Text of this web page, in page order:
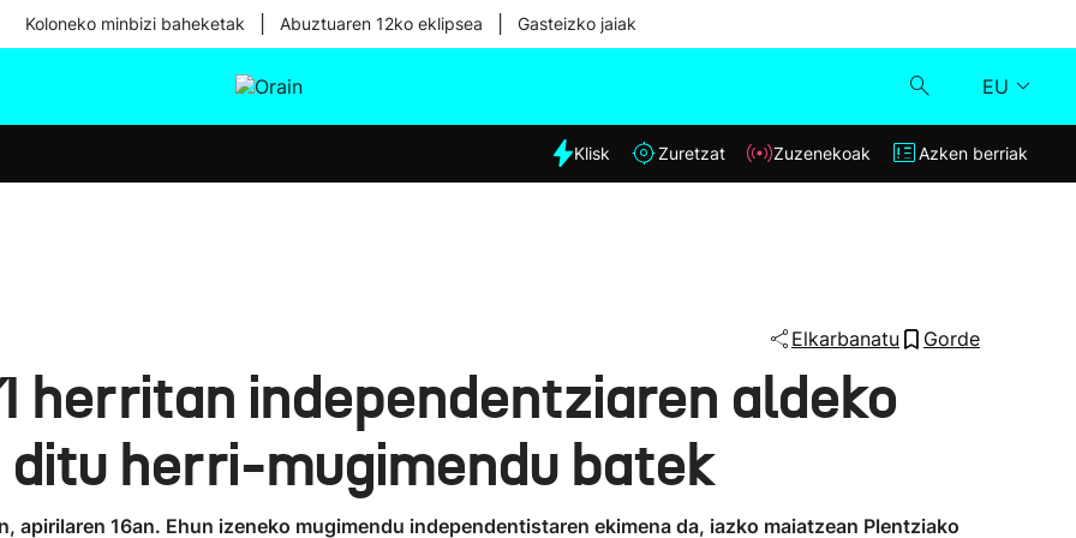
Koloneko minbizi baheketak Abuztuaren 12ko eklipsea Gasteizko jaiak
EU
Eguraldia
Klisk
Klisk Zuretzat Zuzenekoak Azken berriak
Elkarbanatu Gorde
herritan independentziaren aldeko
herri-mugimendu batek
apirilaren 16an. Ehun izeneko mugimendu independentistaren ekimena da, iazko maiatzean Plentziako